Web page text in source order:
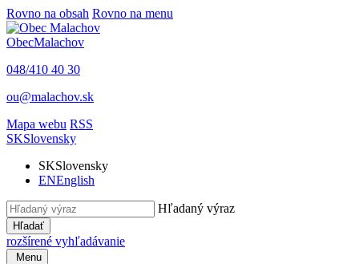
Rovno na obsah Rovno na menu
ObecMalachov
048/410 40 30
ou@malachov.sk
Mapa webu RSS
SKSlovensky
SKSlovensky
ENEnglish
Hľadaný výraz
Hľadať
rozšírené vyhľadávanie
Menu